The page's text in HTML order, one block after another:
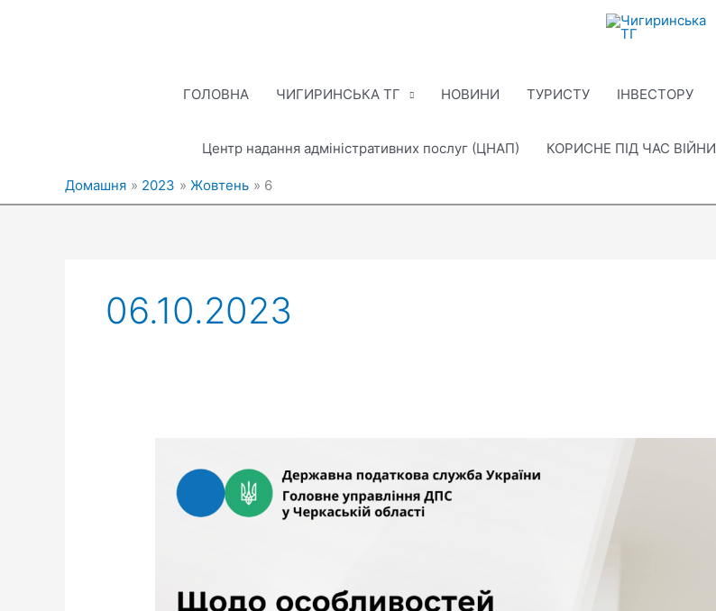
ГОЛОВНА ЧИГИРИНСЬКА ТГ НОВИНИ ТУРИСТУ ІНВЕСТОРУ
Центр надання адміністративних послуг (ЦНАП) КОРИСНЕ ПІД ЧАС ВІЙНИ
Домашня 2023 Жовтень 6
06.10.2023
особливостей
здійснення
розрахунків